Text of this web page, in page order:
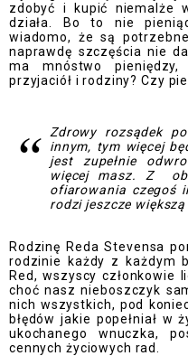
zdobyć i kupić niemalże
działa. Bo to nie
wiadomo, że są
naprawdę szczęścia nie
ma mnóstwo
przyjaciół i rodziny? Czy
Zdrowy rozsądek
innym, tym więcej
jest zupełnie
więcej masz. Z
ofiarowania czegoś
rodzi jeszcze
Rodzinę Reda Stevensa
rodzinie każdy z każdym
Red, wszyscy członkowie
choć nasz nieboszczyk
nich wszystkich, pod
błędów jakie popełniał w
ukochanego wnuczka,
cennych życiowych rad.